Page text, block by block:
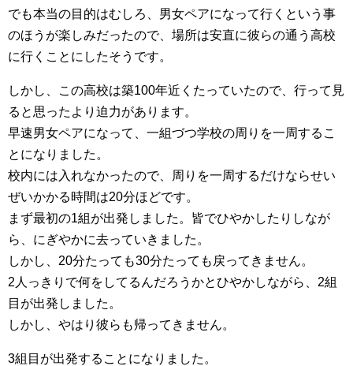
でも本当の目的はむしろ、男女ペアになって行くという事
のほうが楽しみだったので、場所は安直に彼らの通う高校
に行くことにしたそうです。
しかし、この高校は築100年近くたっていたので、行って見
ると思ったより迫力があります。
早速男女ペアになって、一組づつ学校の周りを一周するこ
とになりました。
校内には入れなかったので、周りを一周するだけならせい
ぜいかかる時間は20分ほどです。
まず最初の1組が出発しました。皆でひやかしたりしなが
ら、にぎやかに去っていきました。
しかし、20分たっても30分たっても戻ってきません。
2人っきりで何をしてるんだろうかとひやかしながら、2組
目が出発しました。
しかし、やはり彼らも帰ってきません。
3組目が出発することになりました。